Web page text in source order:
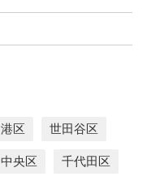
港区 世田谷区
中央区 千代田区